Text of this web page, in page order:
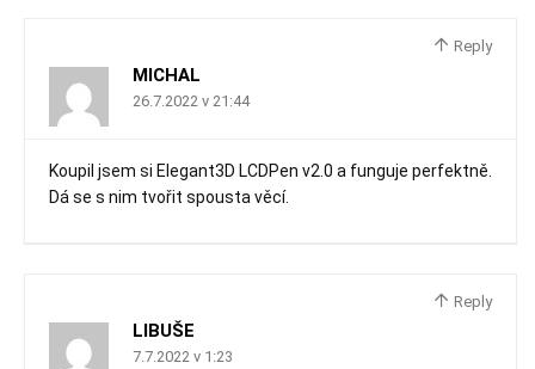
Reply
MICHAL
26.7.2022 v 21:44
Koupil jsem si Elegant3D LCDPen v2.0 a funguje perfektně.
Dá se s nim tvořit spousta věcí.
Reply
LIBUŠE
7.7.2022 v 1:23